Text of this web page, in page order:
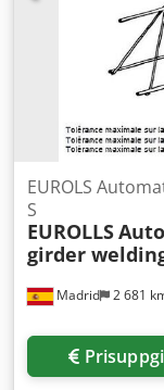
Madrid 2 681
EUROLS
S
EUROLLS
girder